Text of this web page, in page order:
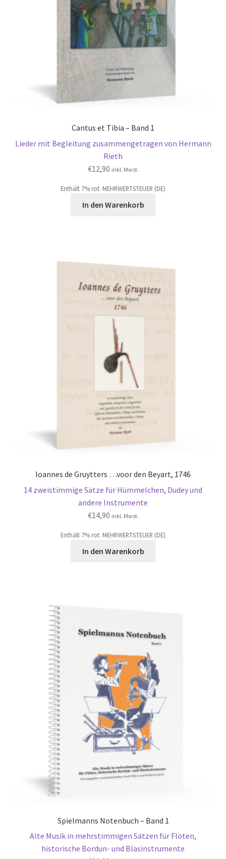
Cantus et Tibia – Band 1
Lieder mit Begleitung zusammengetragen von Hermann
Rieth
€12,90 inkl. Mwst.
Enthält 7% rot. MEHRWERTSTEUER (DE)
In den Warenkorb
Ioannes de Gruytters …voor den Beyart, 1746
14 zweistimmige Sätze für Hümmelchen, Dudey und
andere Instrumente
€14,90 inkl. Mwst.
Enthält 7% rot. MEHRWERTSTEUER (DE)
In den Warenkorb
Spielmanns Notenbuch – Band 1
Alte Musik in mehrstimmigen Sätzen für Flöten,
historische Bordun- und Blasinstrumente